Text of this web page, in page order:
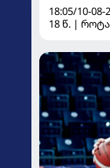
18:05/10-08-
18 წ. |